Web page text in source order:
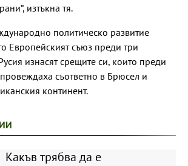
изтъкна тя.
политическо развитие
Европейският съюз преди три
изнасят срещите си, които преди
съответно в Брюсел и
континент.
Какъв трябва да е